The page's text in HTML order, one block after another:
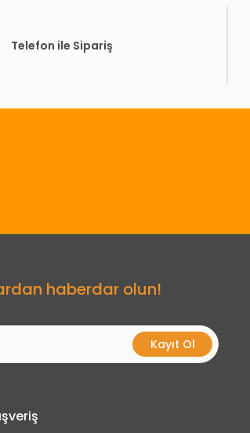
Telefon ile Sipariş
haberdar olun!
Kayıt Ol